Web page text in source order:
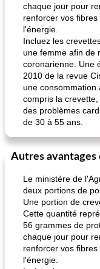
chaque jour pour
renforcer vos
l'énergie.
Incluez les
une femme afin de
coronarienne. Une
2010 de la revue
une consommation
compris la
des problèmes
de 30 à 55 ans.
Autres avantages
Le ministère de
deux portions de
Une portion de
Cette quantité
56 grammes de
chaque jour pour
renforcer vos
l'énergie.